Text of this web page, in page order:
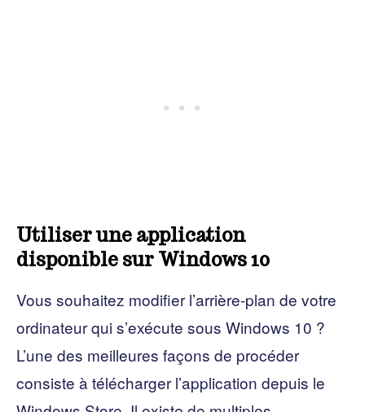
Utiliser une application
disponible sur Windows 10
Vous souhaitez modifier l’arrière-plan de votre
ordinateur qui s’exécute sous Windows 10 ?
L’une des meilleures façons de procéder
consiste à télécharger l’application depuis le